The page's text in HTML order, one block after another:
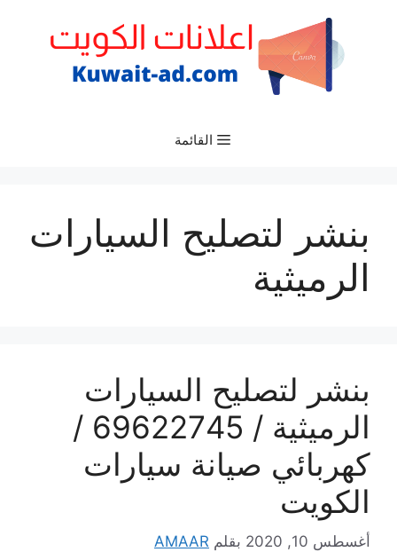
القائمة
بنشر لتصليح السيارات
الرميثية
بنشر لتصليح السيارات
الرميثية / 69622745 /
كهربائي صيانة سيارات
الكويت
أغسطس 10, 2020 بقلم AMAAR